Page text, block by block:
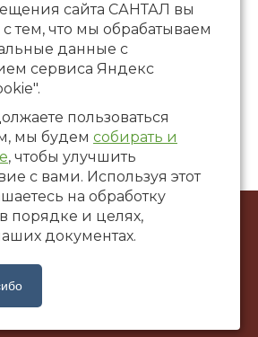
галерея «САНТАЛ», 2002-2026
ул. Коммунаров, 58
сайта САНТАЛ вы
с тем, что мы обрабатываем
данные с
сервиса Яндекс
пользоваться
мы будем собирать и
, чтобы улучшить
с вами. Используя этот
на обработку
порядке и целях,
документах.